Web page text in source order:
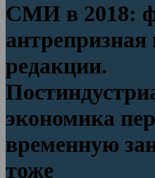
СМИ в 2018:
антрепризная
редакции.
экономика
временную
тоже